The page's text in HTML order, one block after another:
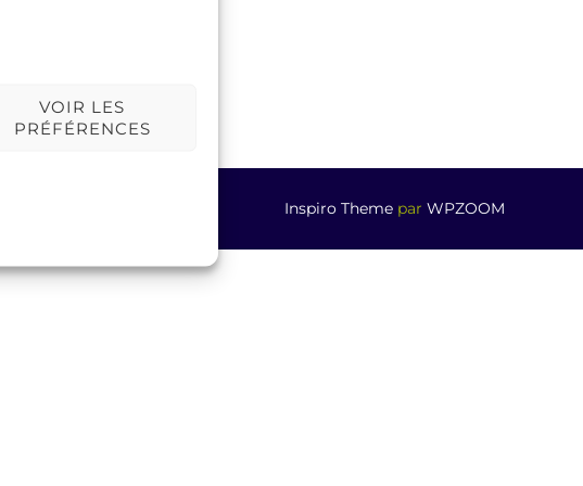
VOIR LES
PRÉFÉRENCES
Inspiro Theme par WPZOOM